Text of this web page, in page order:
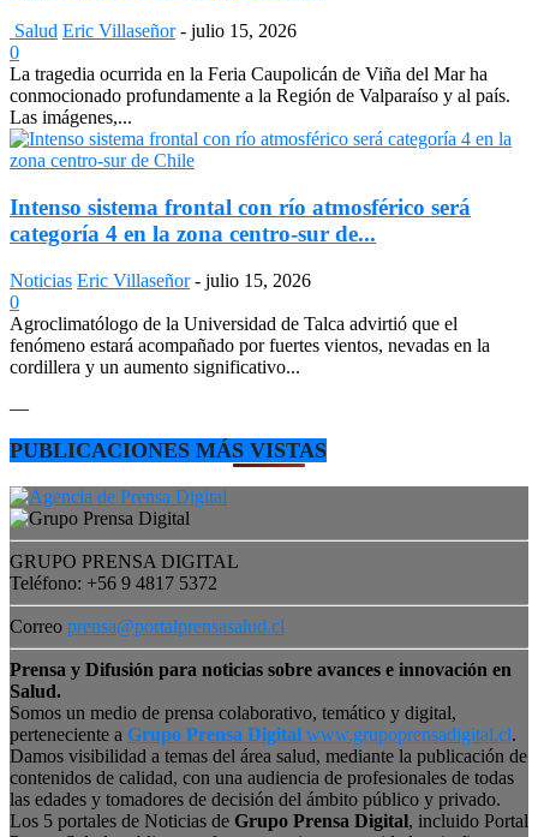
Salud Eric Villaseñor - julio 15, 2026
0
La tragedia ocurrida en la Feria Caupolicán de Viña del Mar ha
conmocionado profundamente a la Región de Valparaíso y al país.
Las imágenes,...
Intenso sistema frontal con río atmosférico será
categoría 4 en la zona centro-sur de...
Noticias Eric Villaseñor - julio 15, 2026
0
Agroclimatólogo de la Universidad de Talca advirtió que el
fenómeno estará acompañado por fuertes vientos, nevadas en la
cordillera y un aumento significativo...
—
PUBLICACIONES MÁS VISTAS
GRUPO PRENSA DIGITAL
Teléfono: +56 9 4817 5372
Correo prensa@portalprensasalud.cl
Prensa y Difusión para noticias sobre avances e innovación en
Salud.
Somos un medio de prensa colaborativo, temático y digital,
perteneciente a Grupo Prensa Digital www.grupoprensadigital.cl.
Damos visibilidad a temas del área salud, mediante la publicación de
contenidos de calidad, con una audiencia de profesionales de todas
las edades y tomadores de decisión del ámbito público y privado.
Los 5 portales de Noticias de Grupo Prensa Digital, incluido Portal